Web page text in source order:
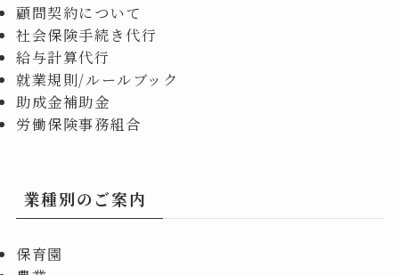
顧問契約について
社会保険手続き代行
給与計算代行
就業規則/ルールブック
助成金補助金
労働保険事務組合
業種別のご案内
保育園